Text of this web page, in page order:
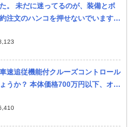
。 未だに迷ってるのが、装備とボ
注文のハンコを押せないでいます。
ててますが、やはりｉパッケージ以
速追従機能付クルーズコントロール
うか？ 本体価格700万円以下、オプ
アイサイト(Ver.3)搭載のス...